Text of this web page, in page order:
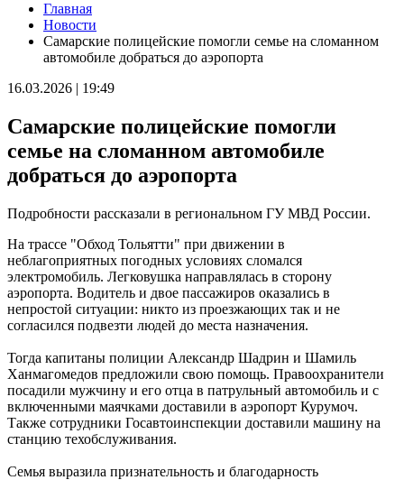
Самарцам покажут фильм о жизни и трагической гибели
Ивана Блока
08.08.2026 | 12:52
Стали известны подробности столкновения катера и лодки в
08.08.2026 | 12:31
регион
08.08.2026 | 12:29
Водитель "Мазды" сбил женщину на улице Подшипниковой в
Самаре
08.08.2026 | 12:12
Ударила собутыльника: на тольяттинку завели "уголовку"
08.08.2026 | 11:40
В Самаре ветераны СВО сыграли в пляжный волейбол с
молодежью
08.08.2026 | 11:20
В Самаре со дна Волги подняли тело утонувшего мужчины
08.08.2026 | 11:15
Вячеслав Федорищев поздравил жителей Самарской области с
Днем физкультурника
08.08.2026 | 11:05
Два человека погибли в столкновении моторной лодки и
катера в Самарской области
08.08.2026 | 10:35
Народные приметы на 9 августа 2026 года: что нельзя делать в
этот день
08.08.2026 | 10:27
Где в Самаре отключат холодную воду 8 августа: список
Главная
Новости
Самарские полицейские помогли семье на сломанном
автомобиле добраться до аэропорта
16.03.2026 | 19:49
Самарские полицейские помогли
семье на сломанном автомобиле
добраться до аэропорта
Подробности рассказали в региональном ГУ МВД России.
На трассе "Обход Тольятти" при движении в
неблагоприятных погодных условиях сломался
электромобиль. Легковушка направлялась в сторону
аэропорта. Водитель и двое пассажиров оказались в
непростой ситуации: никто из проезжающих так и не
согласился подвезти людей до места назначения.
Тогда капитаны полиции Александр Шадрин и Шамиль
Ханмагомедов предложили свою помощь. Правоохранители
посадили мужчину и его отца в патрульный автомобиль и с
включенными маячками доставили в аэропорт Курумоч.
Также сотрудники Госавтоинспекции доставили машину на
станцию техобслуживания.
Семья выразила признательность и благодарность